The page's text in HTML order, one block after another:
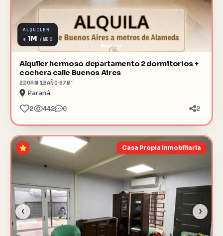
ALQUILER
$ 1M /MES
Alquiler hermoso departamento 2 dormitorios +
cochera calle Buenos Aires
2DORM 1BAÑO67M²
Paraná
2 442 0 2
‹ ›
Casa Propia Inmobiliaria